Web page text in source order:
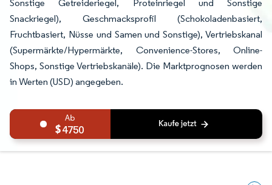
Sonstige Getreideriegel, Proteinriegel und Sonstige
Snackriegel), Geschmacksprofil (Schokoladenbasiert,
Fruchtbasiert, Nüsse und Samen und Sonstige), Vertriebskanal
(Supermärkte/Hypermärkte, Convenience-Stores, Online-
Shops, Sonstige Vertriebskanäle). Die Marktprognosen werden
in Werten (USD) angegeben.
4750